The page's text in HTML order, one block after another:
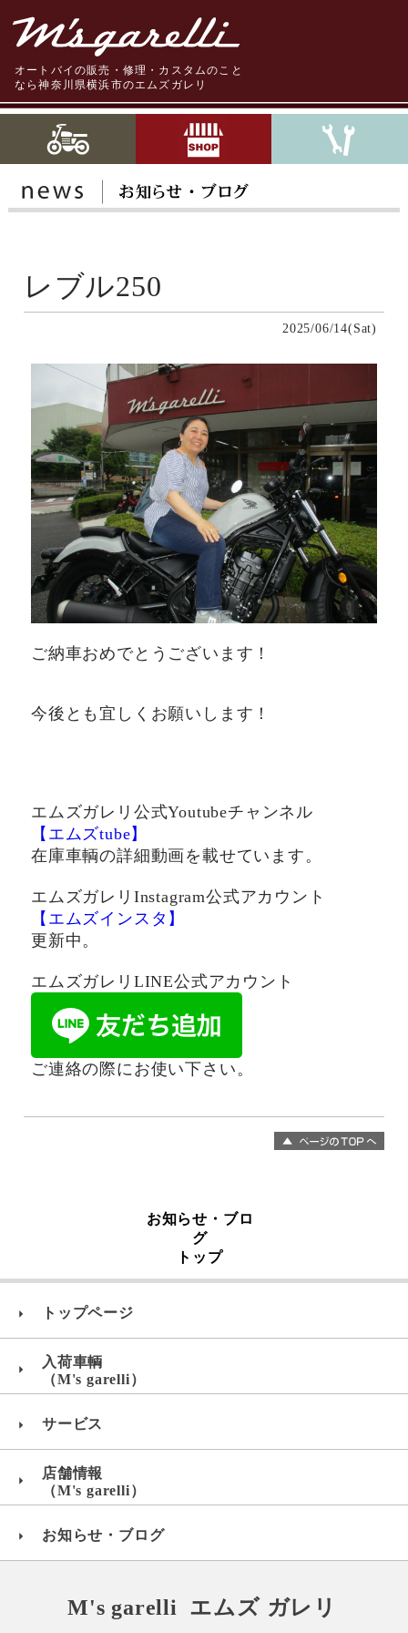
オートバイの販売・修理・カスタムのこと
なら神奈川県横浜市のエムズガレリ
レブル250
2025/06/14(Sat)
ご納車おめでとうございます！
今後とも宜しくお願いします！
エムズガレリ公式Youtubeチャンネル
【エムズtube】
在庫車輌の詳細動画を載せています。
エムズガレリInstagram公式アカウント
【エムズインスタ】
更新中。
エムズガレリLINE公式アカウント
ご連絡の際にお使い下さい。
お知らせ・ブロ
グ
トップ
トップページ
入荷車輌
（M's garelli）
サービス
店舗情報
（M's garelli）
お知らせ・ブログ
M's garelli エムズ ガレリ